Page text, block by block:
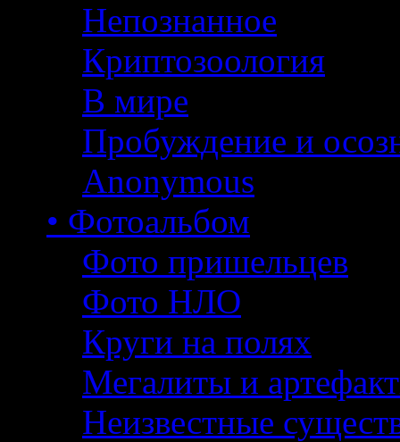
Непознанное
Криптозоология
В мире
Пробуждение и
Anonymous
• Фотоальбом
Фото пришельцев
Фото НЛО
Круги на полях
Мегалиты и
Неизвестные